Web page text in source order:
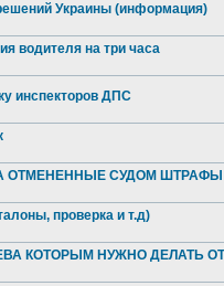
Украины (информация)
водителя на три часа
инспекторов ДПС
ОТМЕНЕННЫЕ СУДОМ ШТРАФЫ
проверка и т.д)
КОТОРЫМ НУЖНО ДЕЛАТЬ